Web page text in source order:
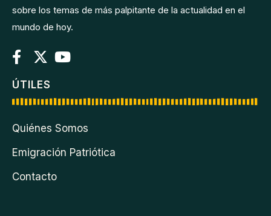
sobre los temas de más palpitante de la actualidad en el
mundo de hoy.
ÚTILES
Quiénes Somos
Emigración Patriótica
Contacto